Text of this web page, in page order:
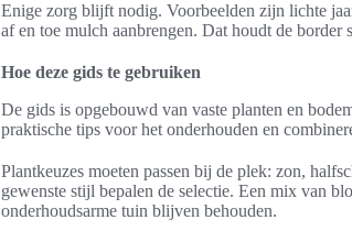
Enige zorg blijft nodig. Voorbeelden zijn lichte
af en toe mulch aanbrengen. Dat houdt de border
Hoe deze gids te gebruiken
De gids is opgebouwd van vaste planten en
praktische tips voor het onderhouden en
Plantkeuzes moeten passen bij de plek: zon,
gewenste stijl bepalen de selectie. Een mix van
onderhoudsarme tuin blijven behouden.